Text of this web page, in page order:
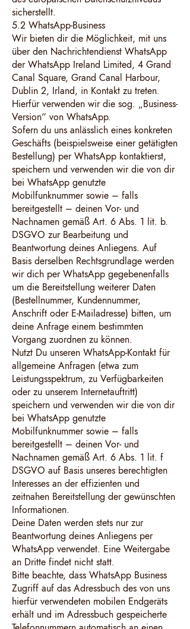
sicherstellt.
5.2 WhatsApp-Business
Wir bieten dir die Möglichkeit, mit uns
über den Nachrichtendienst WhatsApp
der WhatsApp Ireland Limited, 4 Grand
Canal Square, Grand Canal Harbour,
Dublin 2, Irland, in Kontakt zu treten.
Hierfür verwenden wir die sog. „Business-
Version“ von WhatsApp.
Sofern du uns anlässlich eines konkreten
Geschäfts (beispielsweise einer getätigten
Bestellung) per WhatsApp kontaktierst,
speichern und verwenden wir die von dir
bei WhatsApp genutzte
Mobilfunknummer sowie – falls
bereitgestellt – deinen Vor- und
Nachnamen gemäß Art. 6 Abs. 1 lit. b.
DSGVO zur Bearbeitung und
Beantwortung deines Anliegens. Auf
Basis derselben Rechtsgrundlage werden
wir dich per WhatsApp gegebenenfalls
um die Bereitstellung weiterer Daten
(Bestellnummer, Kundennummer,
Anschrift oder E-Mailadresse) bitten, um
deine Anfrage einem bestimmten
Vorgang zuordnen zu können.
Nutzt Du unseren WhatsApp-Kontakt für
allgemeine Anfragen (etwa zum
Leistungsspektrum, zu Verfügbarkeiten
oder zu unserem Internetauftritt)
speichern und verwenden wir die von dir
bei WhatsApp genutzte
Mobilfunknummer sowie – falls
bereitgestellt – deinen Vor- und
Nachnamen gemäß Art. 6 Abs. 1 lit. f
DSGVO auf Basis unseres berechtigten
Interesses an der effizienten und
zeitnahen Bereitstellung der gewünschten
Informationen.
Deine Daten werden stets nur zur
Beantwortung deines Anliegens per
WhatsApp verwendet. Eine Weitergabe
an Dritte findet nicht statt.
Bitte beachte, dass WhatsApp Business
Zugriff auf das Adressbuch des von uns
hierfür verwendeten mobilen Endgeräts
erhält und im Adressbuch gespeicherte